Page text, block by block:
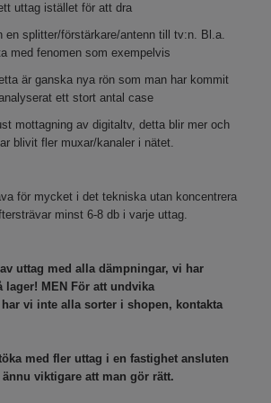
uttag istället för att dra
en splitter/förstärkare/antenn till tv:n. Bl.a.
med fenomen som exempelvis
är ganska nya rön som man har kommit
ett stort antal case
mottagning av digitaltv, detta blir mer och
blivit fler muxar/kanaler i nätet.
för mycket i det tekniska utan koncentrera
minst 6-8 db i varje uttag.
uttag med alla dämpningar, vi har
lager! MEN För att undvika
vi inte alla sorter i shopen, kontakta
med fler uttag i en fastighet ansluten
viktigare att man gör rätt.